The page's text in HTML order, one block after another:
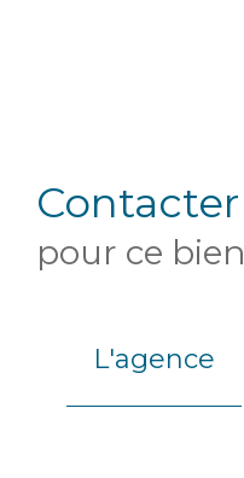
Contacter
pour ce bien
L'agence